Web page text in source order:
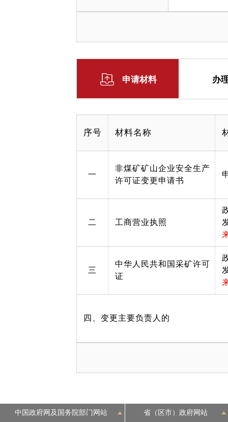
申请材料 办
序号 材料名称
一
非煤矿矿山企业安全生产
许可证变更申请书
二 工商营业执照
三
中华人民共和国采矿许可
证
四、变更主要负责人的
中国政府网及国务院部门网站 省（区市）政府网站